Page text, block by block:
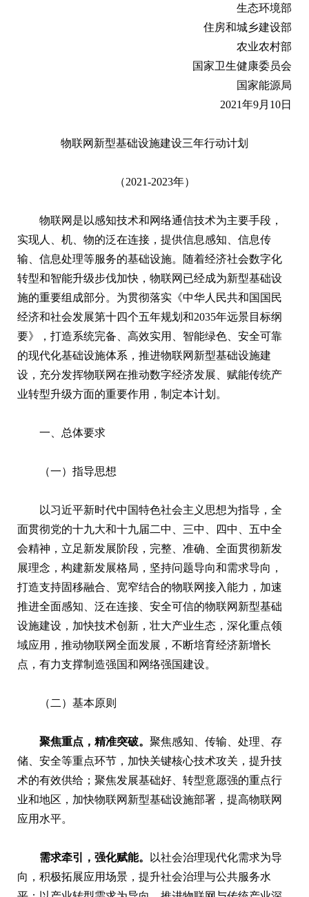
生态环境部
住房和城乡建设部
农业农村部
国家卫生健康委员会
国家能源局
2021年9月10日
物联网新型基础设施建设三年行动计划
（2021-2023年）
物联网是以感知技术和网络通信技术为主要手段，
实现人、机、物的泛在连接，提供信息感知、信息传
输、信息处理等服务的基础设施。随着经济社会数字化
转型和智能升级步伐加快，物联网已经成为新型基础设
施的重要组成部分。为贯彻落实《中华人民共和国国民
经济和社会发展第十四个五年规划和2035年远景目标纲
要》，打造系统完备、高效实用、智能绿色、安全可靠
的现代化基础设施体系，推进物联网新型基础设施建
设，充分发挥物联网在推动数字经济发展、赋能传统产
业转型升级方面的重要作用，制定本计划。
一、总体要求
（一）指导思想
以习近平新时代中国特色社会主义思想为指导，全
面贯彻党的十九大和十九届二中、三中、四中、五中全
会精神，立足新发展阶段，完整、准确、全面贯彻新发
展理念，构建新发展格局，坚持问题导向和需求导向，
打造支持固移融合、宽窄结合的物联网接入能力，加速
推进全面感知、泛在连接、安全可信的物联网新型基础
设施建设，加快技术创新，壮大产业生态，深化重点领
域应用，推动物联网全面发展，不断培育经济新增长
点，有力支撑制造强国和网络强国建设。
（二）基本原则
聚焦重点，精准突破。 聚焦感知、传输、处理、存
储、安全等重点环节，加快关键核心技术攻关，提升技
术的有效供给；聚焦发展基础好、转型意愿强的重点行
业和地区，加快物联网新型基础设施部署，提高物联网
应用水平。
需求牵引，强化赋能。
以社会治理现代化需求为导
向，积极拓展应用场景，提升社会治理与公共服务水